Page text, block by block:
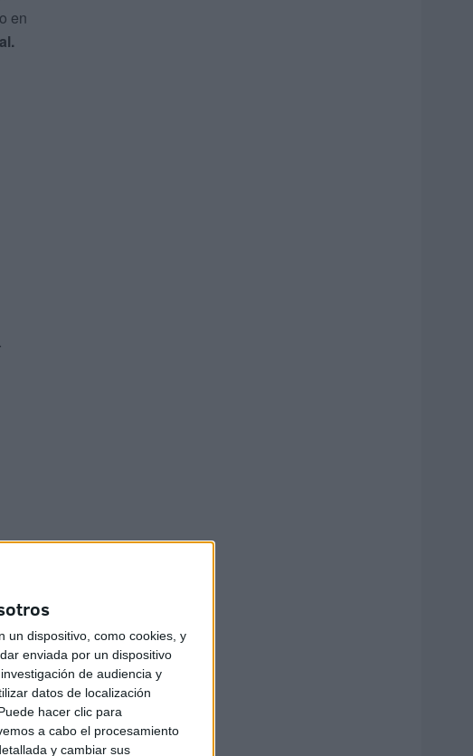
un dispositivo, como cookies, y
enviada por un dispositivo
de audiencia y
datos de localización
hacer clic para
a cabo el procesamiento
y cambiar sus
en